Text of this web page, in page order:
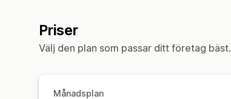
Priser
Välj den plan som passar ditt företag bäst.
Månadsplan